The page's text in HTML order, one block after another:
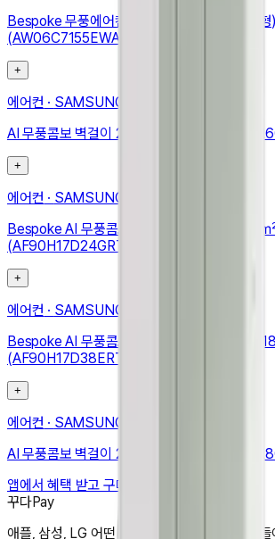
Bespoke 무풍에어컨 윈도우핏 19.2㎡ (매립형)
(AW06C7155EWAZ)
+
에어컨 · SAMSUNG
AI 무풍콤보 벽걸이 24.4㎡ (리모컨 포함)
+
에어컨 · SAMSUNG
Bespoke AI 무풍콤보 갤러리 프로 56.9/18.7
(AF90H17D24GRT)
+
에어컨 · SAMSUNG
Bespoke AI 무풍콤보 갤러리 프로 청정 56.9/
(AF90H17D38ERT)
+
에어컨 · SAMSUNG
AI 무풍콤보 벽걸이 24.4㎡ (리모컨 포함)
앱에서 혜택 받고 구매하기
꾸다Pay
애플, 삼성, LG 어떤 상품도 한달 3만원으로 만들